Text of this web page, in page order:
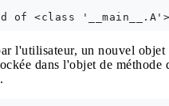
l'utilisateur, un nouvel objet
dans l'objet de